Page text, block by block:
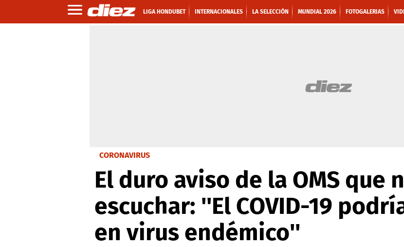
LIGA HONDUBET INTERNACIONALES LA SELECCIÓN MUNDIAL 2026 FOTOGALERIAS
CORONAVIRUS
El duro aviso de la OMS que
escuchar: ''El COVID-19
en virus endémico''